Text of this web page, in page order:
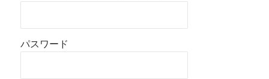
パスワード